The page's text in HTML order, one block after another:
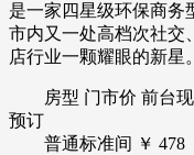
是一家四星级环保商务
市内又一处高档次社交
店行业一颗耀眼的新星
房型 门市价 前台现
预订
普通标准间 ￥ 478